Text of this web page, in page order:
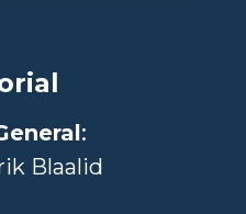
:
Blaalid